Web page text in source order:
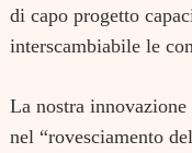
di capo progetto
interscambiabile le
La nostra
nel “rovesciamento